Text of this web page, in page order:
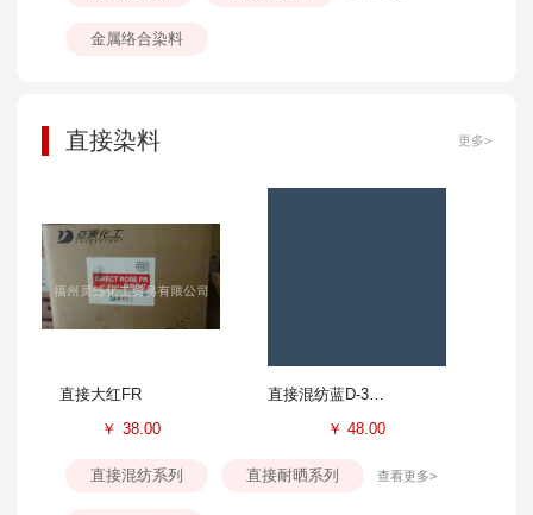
金属络合染料
直接染料 更多>
直接大红FR
￥ 38.00
直接混纺蓝D-3GL
￥ 48.00
直接混纺系列 直接耐晒系列 查看更多>